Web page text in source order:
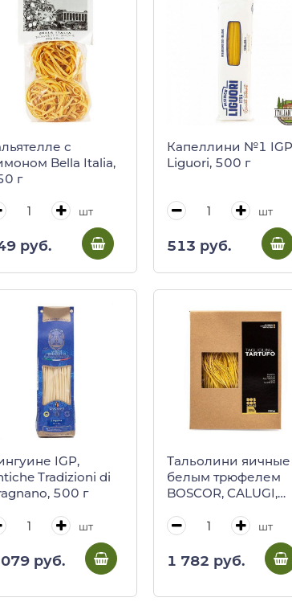
с
Bella Italia,
г
шт
руб.
Капеллини №1 IGP
Liguori, 500 г
шт
513 руб.
IGP,
Tradizioni di
500 г
шт
руб.
Тальолини яичные
белым трюфелем
BOSCOR, CALUGI,
шт
1 782 руб.